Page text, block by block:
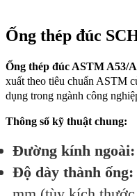
Ống thép đúc
Ống thép đúc ASTM A53/
xuất theo tiêu chuẩn ASTM
dụng trong ngành công
Thông số kỹ thuật chung:
Đường kính ngoài:
Độ dày thành ống: